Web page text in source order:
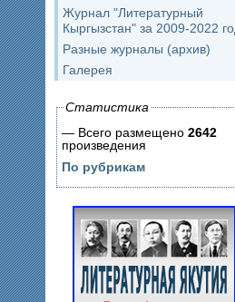
Журнал "Литературный
Кыргызстан" за 2009-2022
Разные журналы (архив)
Галерея
Статистика
— Всего размещено 2642
произведения
По рубрикам